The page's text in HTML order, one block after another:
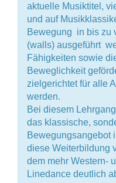
aktuelle Musiktitel,
und auf
Bewegung  in bis
(walls) ausgeführt 
Fähigkeiten sowie
Beweglichkeit
zielgerichtet für alle
werden.
Bei diesem
das klassische,
Bewegungsangebot
diese Weiterbildung
dem mehr Western-
Linedance deutlich